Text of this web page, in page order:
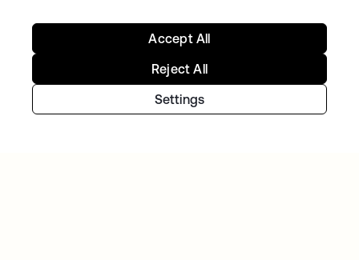
dans l‘univers de l’identité
Essayez Okta gratuitement, ou contactez
notre équipe pour discuter de vos besoins
Settings
Reject All
Accept All